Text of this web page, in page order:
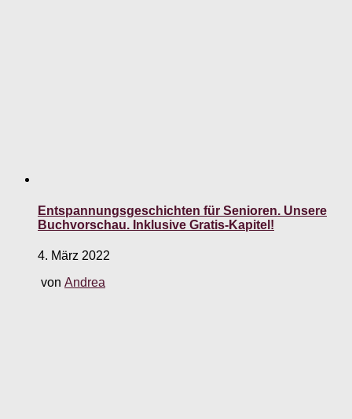
Entspannungsgeschichten für Senioren. Unsere
Buchvorschau. Inklusive Gratis-Kapitel!
4. März 2022
von Andrea